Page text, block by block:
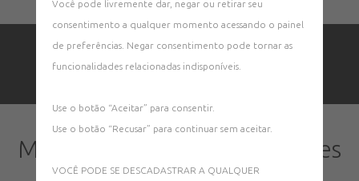
Você pode livremente dar, negar ou retirar seu
consentimento a qualquer momento acessando o painel
de preferências. Negar consentimento pode tornar as
funcionalidades relacionadas indisponíveis.
Use o botão “Aceitar” para consentir.
Use o botão “Recusar” para continuar sem aceitar.
VOCÊ PODE SE DESCADASTRAR A QUALQUER
Fotos de Projeto de
Marsh & Mclennan Companies
Buenos Aires